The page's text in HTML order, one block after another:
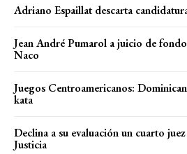
Adriano Espaillat descarta
Jean André Pumarol a juicio de
Naco
Juegos Centroamericanos:
kata
Declina a su evaluación un cuarto
Justicia